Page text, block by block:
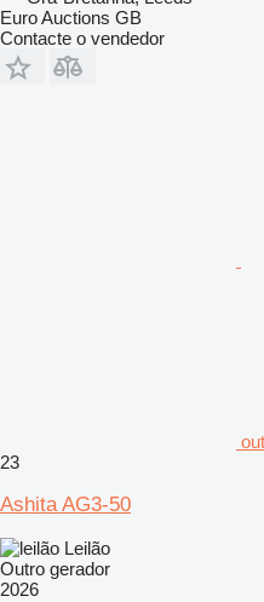
Euro Auctions GB
Contacte o vendedor
23
Ashita AG3-50
Leilão
Outro gerador
2026